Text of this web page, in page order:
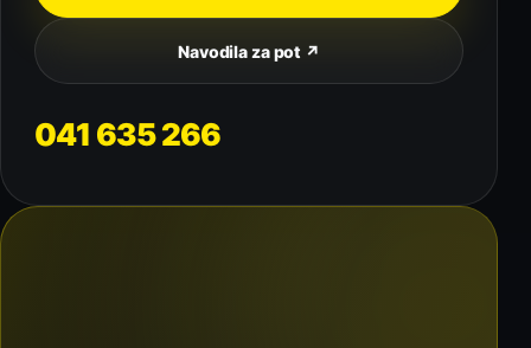
Navodila za pot ↗
041 635 266